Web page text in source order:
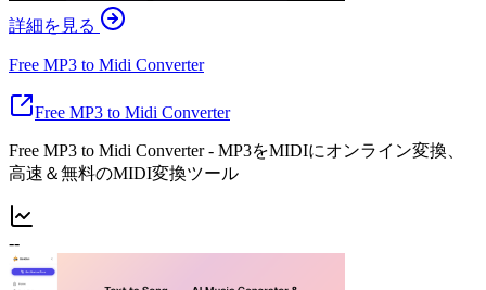
詳細を見る
Free MP3 to Midi Converter
Free MP3 to Midi Converter
Free MP3 to Midi Converter - MP3をMIDIにオンライン変換、
高速＆無料のMIDI変換ツール
--